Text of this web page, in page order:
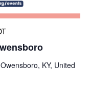
KY, United